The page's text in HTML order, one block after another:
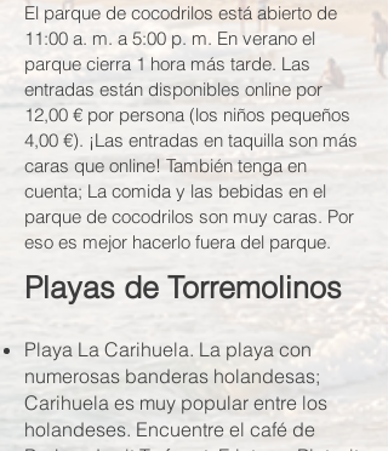
El parque de cocodrilos está abierto de
11:00 a. m. a 5:00 p. m. En verano el
parque cierra 1 hora más tarde. Las
entradas están disponibles online por
12,00 € por persona (los niños pequeños
4,00 €). ¡Las entradas en taquilla son más
caras que online! También tenga en
cuenta; La comida y las bebidas en el
parque de cocodrilos son muy caras. Por
eso es mejor hacerlo fuera del parque.
Playas de Torremolinos
Playa La Carihuela. La playa con
numerosas banderas holandesas;
Carihuela es muy popular entre los
holandeses. Encuentre el café de